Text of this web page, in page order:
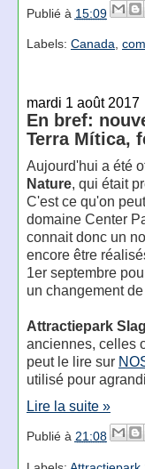
Publié à 15:09
Labels: Canada
mardi 1 août 2017
En bref:
Terra Mítica,
Aujourd'hui a été
Nature, qui était
C'est ce qu'on
domaine Center
connait donc un
encore être
1er septembre
un changement
Attractiepark
anciennes, celles
peut le lire sur
utilisé pour
Lire la suite »
Publié à 21:08